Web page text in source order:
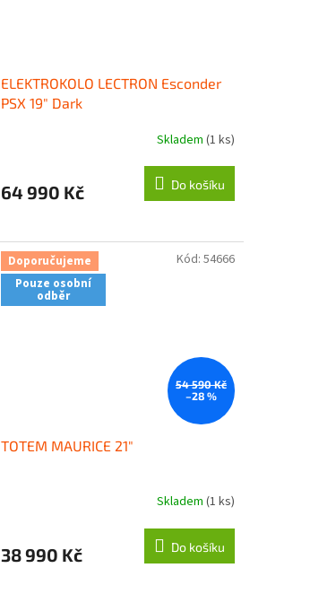
ELEKTROKOLO LECTRON Esconder
PSX 19" Dark
Skladem (1 ks)
64 990 Kč Do košíku
Doporučujeme
Pouze osobní
odběr
54 590 Kč
–28 %
TOTEM MAURICE 21"
Skladem (1 ks)
38 990 Kč Do košíku
Kód: 54666